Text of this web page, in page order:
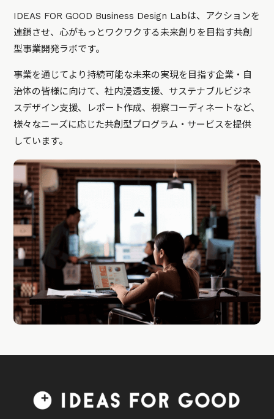
IDEAS FOR GOOD Business Design Labは、アクションを
連鎖させ、心がもっとワクワクする未来創りを目指す共創
型事業開発ラボです。
事業を通じてより持続可能な未来の実現を目指す企業・自
治体の皆様に向けて、社内浸透支援、サステナブルビジネ
スデザイン支援、レポート作成、視察コーディネートなど、
様々なニーズに応じた共創型プログラム・サービスを提供
しています。